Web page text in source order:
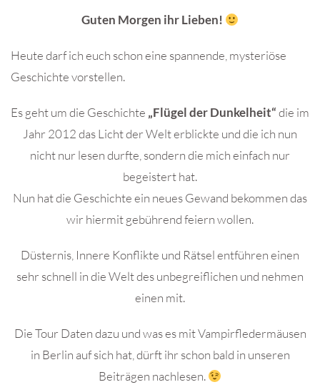
Guten Morgen ihr Lieben!
Heute darf ich euch schon eine spannende, mysteriöse
Geschichte vorstellen.
Es geht um die Geschichte „Flügel der Dunkelheit“die im
Jahr 2012 das Licht der Welt erblickte und die ich nun
nicht nur lesen durfte, sondern die mich einfach nur
begeistert hat.
Nun hat die Geschichte ein neues Gewand bekommen das
wir hiermit gebührend feiern wollen.
Düsternis, Innere Konflikte und Rätsel entführen einen
sehr schnell in die Welt des unbegreiflichen und nehmen
einen mit.
Die Tour Daten dazu und was es mit Vampirfledermäusen
in Berlin auf sich hat, dürft ihr schon bald in unseren
Beiträgen nachlesen.